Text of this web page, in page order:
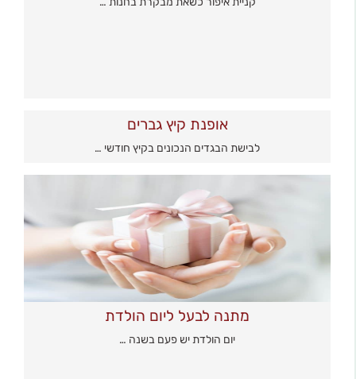
אופנת קיץ גברים
לבישת הבגדים הנכונים בקיץ חודשי …
מתנה לבעל ליום הולדת
יום הולדת יש פעם בשנה …